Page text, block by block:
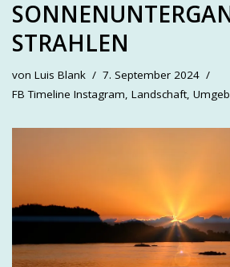
STRAHLEN
von Luis Blank
7. September 2024
FB Timeline Instagram, Landschaft,